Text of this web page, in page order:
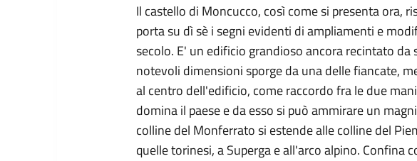
Il castello di Moncucco, così come si presenta ora,
porta su dì sè i segni evidenti di ampliamenti e
secolo. E' un edificio grandioso ancora recintato da
notevoli dimensioni sporge da una delle fiancate,
al centro dell'edificio, come raccordo fra le due
domina il paese e da esso si può ammirare un
colline del Monferrato si estende alle colline del
quelle torinesi, a Superga e all'arco alpino. Confina